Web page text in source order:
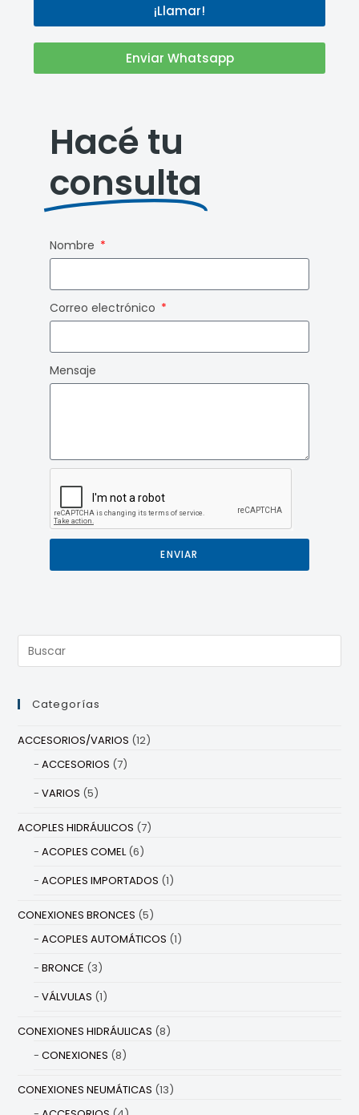
¡Llamar!
Enviar Whatsapp
Hacé tu
consulta
Nombre
Correo electrónico
Mensaje
ENVIAR
Categorías
ACCESORIOS/VARIOS (12)
ACCESORIOS (7)
VARIOS (5)
ACOPLES HIDRÁULICOS (7)
ACOPLES COMEL(6)
ACOPLES IMPORTADOS (1)
CONEXIONES BRONCES (5)
ACOPLES AUTOMÁTICOS (1)
BRONCE (3)
VÁLVULAS (1)
CONEXIONES HIDRÁULICAS (8)
CONEXIONES (8)
CONEXIONES NEUMÁTICAS (13)